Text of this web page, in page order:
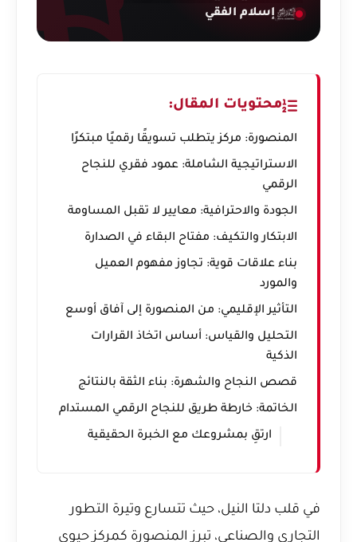
إسلام الفقي
محتويات المقال:
المنصورة: مركز يتطلب تسويقًا رقميًا مبتكرًا
الاستراتيجية الشاملة: عمود فقري للنجاح
الرقمي
الجودة والاحترافية: معايير لا تقبل المساومة
الابتكار والتكيف: مفتاح البقاء في الصدارة
بناء علاقات قوية: تجاوز مفهوم العميل
والمورد
التأثير الإقليمي: من المنصورة إلى آفاق أوسع
التحليل والقياس: أساس اتخاذ القرارات
الذكية
قصص النجاح والشهرة: بناء الثقة بالنتائج
الخاتمة: خارطة طريق للنجاح الرقمي المستدام
ارتقِ بمشروعك مع الخبرة الحقيقية
في قلب دلتا النيل، حيث تتسارع وتيرة التطور
التجاري والصناعي، تبرز المنصورة كمركز حيوي